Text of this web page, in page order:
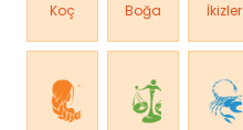
Koç Boğa İkizler